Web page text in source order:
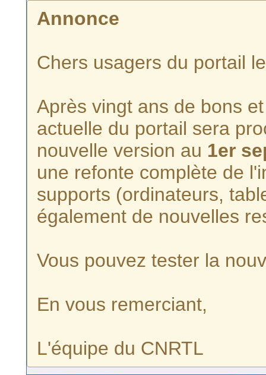
Annonce
Chers usagers du portail
Après vingt ans de bons
actuelle du portail sera
nouvelle version au 1er
une refonte complète de
supports (ordinateurs,
également de nouvelles
Vous pouvez tester la
En vous remerciant,
L'équipe du CNRTL